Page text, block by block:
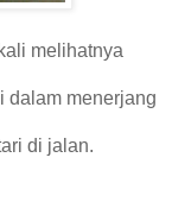
melihatnya
dalam menerjang
di jalan.